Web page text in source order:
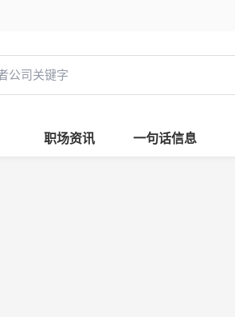
职场资讯 一句话信息